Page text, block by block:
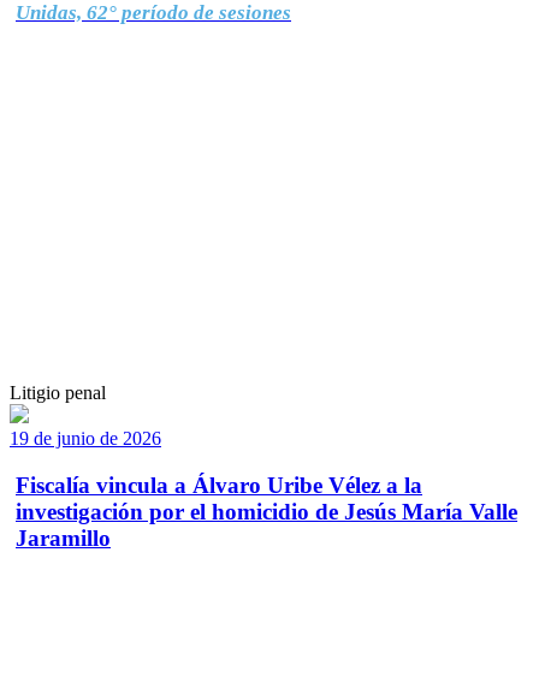
Unidas, 62° período de sesiones
Litigio penal
19 de junio de 2026
Fiscalía vincula a Álvaro Uribe Vélez a la
investigación por el homicidio de Jesús María Valle
Jaramillo